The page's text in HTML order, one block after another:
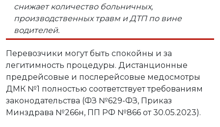
снижает количество больничных,
производственных травм и ДТП по вине
водителей.
Перевозчики могут быть спокойны и за
легитимность процедуры. Дистанционные
предрейсовые и послерейсовые медосмотры
ДМК №1 полностью соответствует требованиям
законодательства (ФЗ №629-ФЗ, Приказ
Минздрава №266н, ПП РФ №866 от 30.05.2023).